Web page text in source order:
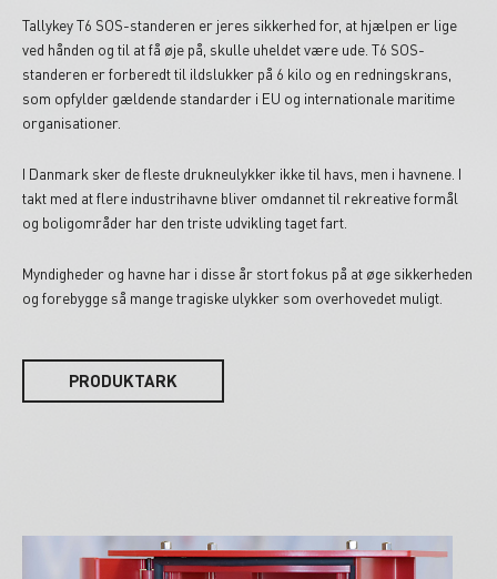
Tallykey T6 SOS-standeren er jeres sikkerhed for, at hjælpen er lige
ved hånden og til at få øje på, skulle uheldet være ude. T6 SOS-
standeren er forberedt til ildslukker på 6 kilo og en redningskrans,
som opfylder gældende standarder i EU og internationale maritime
organisationer.
I Danmark sker de fleste drukneulykker ikke til havs, men i havnene. I
takt med at flere industrihavne bliver omdannet til rekreative formål
og boligområder har den triste udvikling taget fart.
Myndigheder og havne har i disse år stort fokus på at øge sikkerheden
og forebygge så mange tragiske ulykker som overhovedet muligt.
PRODUKTARK